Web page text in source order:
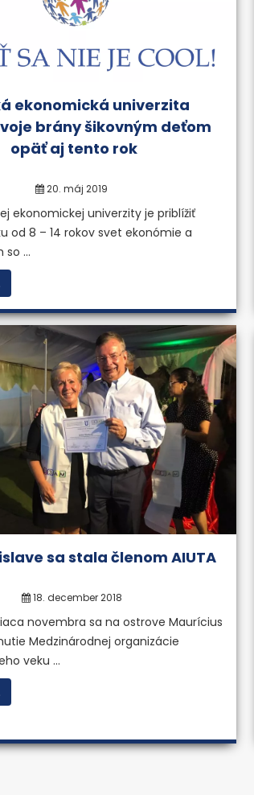
expertíz v oblasti
ekonomická univerzita
brány šikovným deťom
opäť aj tento rok
20. máj 2019
ekonomickej univerzity je priblížiť
od 8 – 14 rokov svet ekonómie a
...
sa stala členom AIUTA
18. december 2018
novembra sa na ostrove Maurícius
Medzinárodnej organizácie
veku ...